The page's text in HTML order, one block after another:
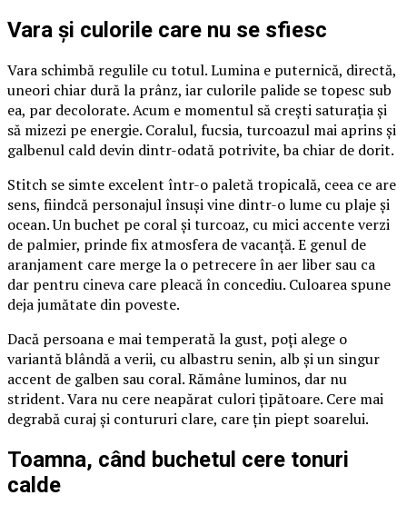
Vara și culorile care nu se sfiesc
Vara schimbă regulile cu totul. Lumina e puternică, directă,
uneori chiar dură la prânz, iar culorile palide se topesc sub
ea, par decolorate. Acum e momentul să crești saturația și
să mizezi pe energie. Coralul, fucsia, turcoazul mai aprins și
galbenul cald devin dintr-odată potrivite, ba chiar de dorit.
Stitch se simte excelent într-o paletă tropicală, ceea ce are
sens, fiindcă personajul însuși vine dintr-o lume cu plaje și
ocean. Un buchet pe coral și turcoaz, cu mici accente verzi
de palmier, prinde fix atmosfera de vacanță. E genul de
aranjament care merge la o petrecere în aer liber sau ca
dar pentru cineva care pleacă în concediu. Culoarea spune
deja jumătate din poveste.
Dacă persoana e mai temperată la gust, poți alege o
variantă blândă a verii, cu albastru senin, alb și un singur
accent de galben sau coral. Rămâne luminos, dar nu
strident. Vara nu cere neapărat culori țipătoare. Cere mai
degrabă curaj și contururi clare, care țin piept soarelui.
Toamna, când buchetul cere tonuri
calde